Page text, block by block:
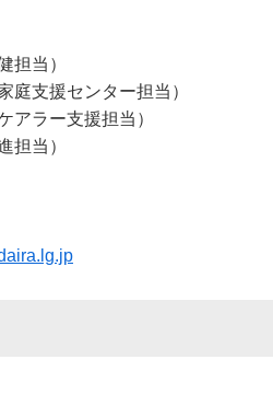
担当）
庭支援センター担当）
アラー支援担当）
担当）